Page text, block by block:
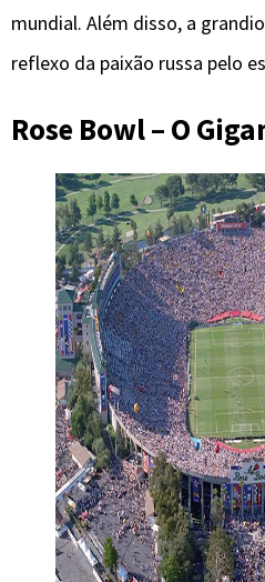
mundial. Além disso, a
reflexo da paixão russa pelo
Rose Bowl – O